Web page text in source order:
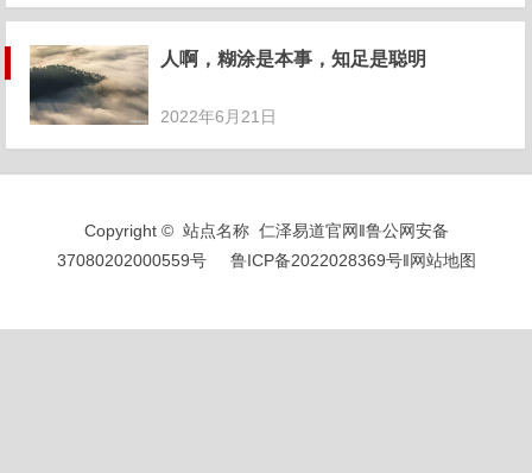
人啊，糊涂是本事，知足是聪明
2022年6月21日
Copyright © 站点名称 仁泽易道官网‖鲁公网安备
37080202000559号 鲁ICP备2022028369号‖网站地图